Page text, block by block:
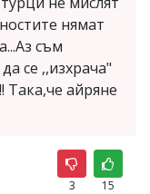
нямат
съм
се ,,изхрача"
Така,че айряне
3 15